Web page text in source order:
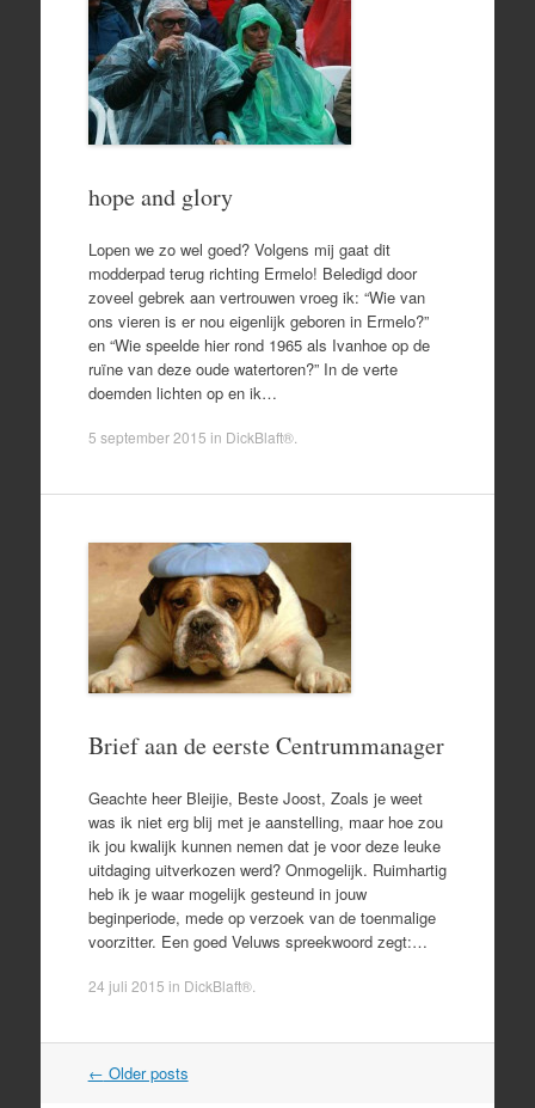
hope and glory
Lopen we zo wel goed? Volgens mij gaat dit
modderpad terug richting Ermelo! Beledigd door
zoveel gebrek aan vertrouwen vroeg ik: “Wie van
ons vieren is er nou eigenlijk geboren in Ermelo?”
en “Wie speelde hier rond 1965 als Ivanhoe op de
ruïne van deze oude watertoren?” In de verte
doemden lichten op en ik…
5 september 2015 in DickBlaft®.
Brief aan de eerste Centrummanager
Geachte heer Bleijie, Beste Joost, Zoals je weet
was ik niet erg blij met je aanstelling, maar hoe zou
ik jou kwalijk kunnen nemen dat je voor deze leuke
uitdaging uitverkozen werd? Onmogelijk. Ruimhartig
heb ik je waar mogelijk gesteund in jouw
beginperiode, mede op verzoek van de toenmalige
voorzitter. Een goed Veluws spreekwoord zegt:…
24 juli 2015 in DickBlaft®.
Post
← Older posts